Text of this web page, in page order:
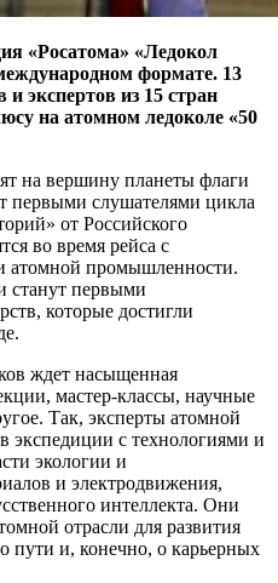
«Росатома» «Ледокол
формате. 13
экспертов из 15 стран
на атомном ледоколе «50
на вершину планеты флаги
первыми слушателями цикла
от Российского
во время рейса с
атомной промышленности.
станут первыми
которые достигли
ждет насыщенная
мастер-классы, научные
Так, эксперты атомной
экспедиции с технологиями и
экологии и
и электродвижения,
интеллекта. Они
отрасли для развития
пути и, конечно, о карьерных